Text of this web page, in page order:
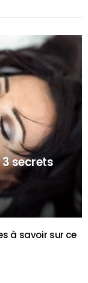
secrets
à savoir sur ce